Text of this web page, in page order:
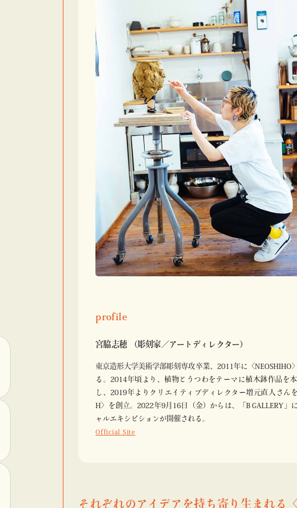
profile
宮脇志穂 （彫刻家／アートディレクター）
東京造形大学美術学部彫刻専攻卒業、2011年に〈NEOSHIHO
る。2014年頃より、植物とうつわをテーマに植木鉢作品を
し、2019年よりクリエイティブディレクター増元直人さん
H〉を創立。2022年9月16日（金）からは、「B GALLERY」
ャルエキシビションが開催される。
Official Site
それぞれのアイデアを持ち寄り生まれる